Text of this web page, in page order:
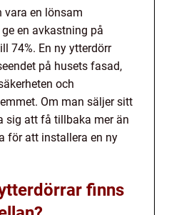
vara en lönsam
en avkastning på
74%. En ny ytterdörr
på husets fasad,
och
Om man säljer sitt
sig att få tillbaka mer än
för att installera en ny
finns